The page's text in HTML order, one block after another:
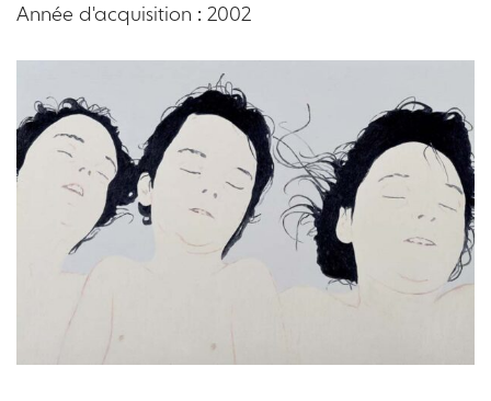
Année d'acquisition : 2002